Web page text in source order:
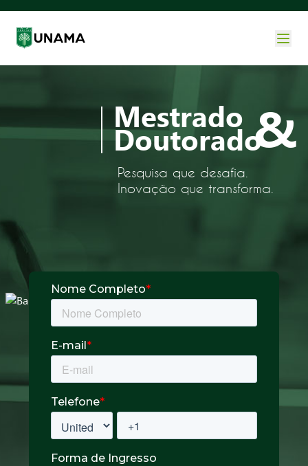
Mestrado &
Doutorado
Pesquisa que desafia.
Inovação que transforma.